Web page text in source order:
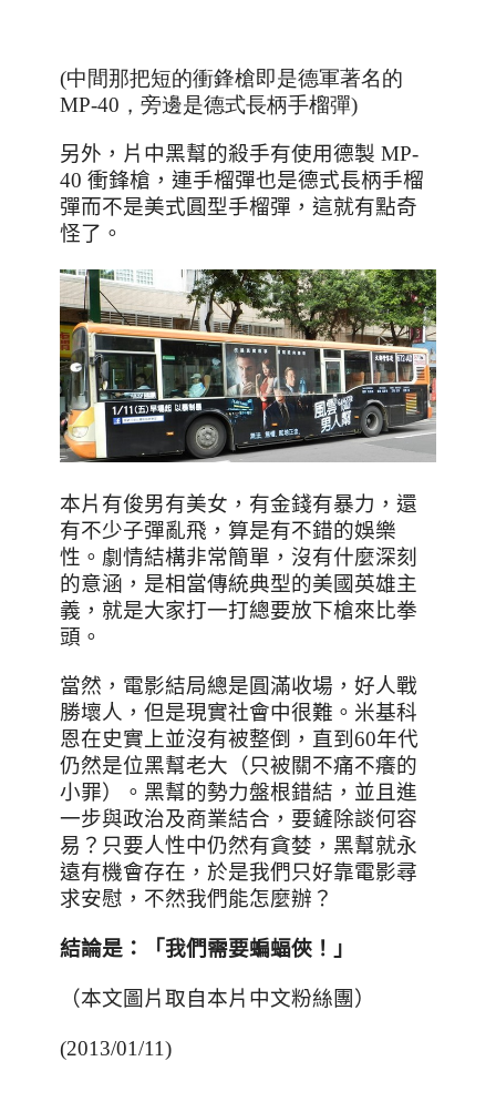
(中間那把短的衝鋒槍即是德軍著名的
MP-40，旁邊是德式長柄手榴彈)
另外，片中黑幫的殺手有使用德製 MP-
40 衝鋒槍，連手榴彈也是德式長柄手榴
彈而不是美式圓型手榴彈，這就有點奇
怪了。
本片有俊男有美女，有金錢有暴力，還
有不少子彈亂飛，算是有不錯的娛樂
性。劇情結構非常簡單，沒有什麼深刻
的意涵，是相當傳統典型的美國英雄主
義，就是大家打一打總要放下槍來比拳
頭。
當然，電影結局總是圓滿收場，好人戰
勝壞人，但是現實社會中很難。米基科
恩在史實上並沒有被整倒，直到 60年代
仍然是位黑幫老大（只被關不痛不癢的
小罪）。黑幫的勢力盤根錯結，並且進
一步與政治及商業結合，要鏟除談何容
易？只要人性中仍然有貪婪，黑幫就永
遠有機會存在，於是我們只好靠電影尋
求安慰，不然我們能怎麼辦？
結論是：「我們需要蝙蝠俠！」
（本文圖片取自本片中文粉絲團）
(2013/01/11)